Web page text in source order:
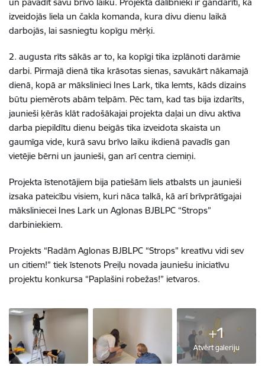
izveidojās liela un čakla komanda, kura divu dienu laikā
darbojās, lai sasniegtu kopīgu mērķi.
2. augusta rīts sākās ar to, ka kopīgi tika izplānoti darāmie
darbi. Pirmajā dienā tika krāsotas sienas, savukārt nākamajā
dienā, kopā ar mākslinieci Ines Lark, tika lemts, kāds dizains
būtu piemērots abām telpām. Pēc tam, kad tas bija izdarīts,
jaunieši ķērās klāt radošākajai projekta daļai un divu aktīva
darba piepildītu dienu beigās tika izveidota skaista un
gaumīga vide, kurā savu brīvo laiku ikdienā pavadīs gan
vietējie bērni un jaunieši, gan arī centra ciemiņi.
Projekta īstenotājiem bija patiešām liels atbalsts un jaunieši
izsaka pateicību visiem, kuri nāca talkā, kā arī brīvprātīgajai
māksliniecei Ines Lark un Aglonas BJBLPC “Strops”
darbiniekiem.
Projekts “Radām Aglonas BJBLPC “Strops” kreatīvu vidi sev
un citiem!” tiek īstenots Preiļu novada jauniešu iniciatīvu
projektu konkursa “Paplašini robežas!” ietvaros.
+1
Atvērt galeriju